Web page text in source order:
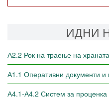
ИДНИ
А2.2 Рок на траење на храната
А1.1 Оперативни документи и
А4.1-А4.2 Систем за проценка